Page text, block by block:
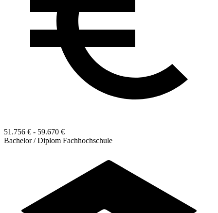
51.756 € - 59.670 €
Bachelor / Diplom Fachhochschule